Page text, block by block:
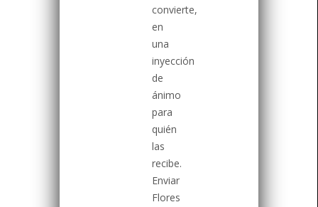
convierte,
en
una
inyección
de
ánimo
para
quién
las
recibe.
Enviar
Flores